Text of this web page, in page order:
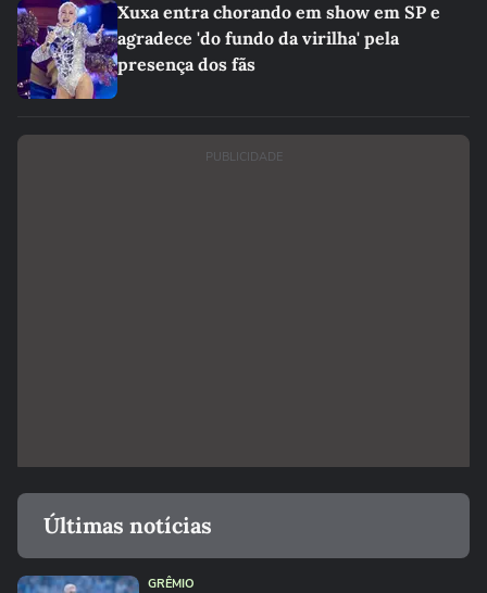
Xuxa entra chorando em show em SP e
agradece 'do fundo da virilha' pela
presença dos fãs
PUBLICIDADE
Últimas notícias
GRÊMIO